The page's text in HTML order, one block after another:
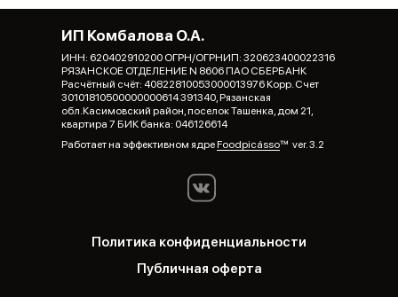
ИП Комбалова О.А.
ИНН: 620402910200 ОГРН/ОГРНИП: 320623400022316
РЯЗАНСКОЕ ОТДЕЛЕНИЕ N 8606 ПАО СБЕРБАНК
Расчётный счёт: 40822810053000013976 Корр. Счет
30101810500000000614 391340, Рязанская
обл.Касимовский район, поселок Ташенка, дом 21,
квартира 7 БИК банка: 046126614
Работает на эффективном ядреFoodpicássover. 3.2
Политика конфиденциальности
Публичная оферта